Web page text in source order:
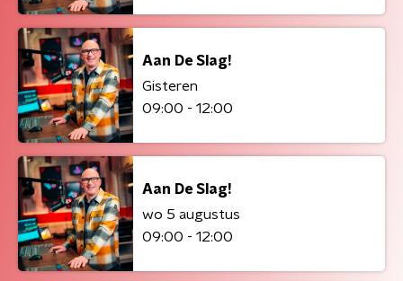
Aan De Slag!
Gisteren
09:00 - 12:00
Aan De Slag!
wo 5 augustus
09:00 - 12:00